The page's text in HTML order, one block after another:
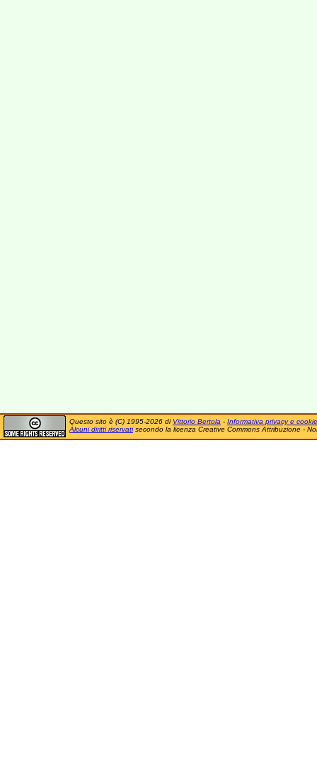
Questo sito è (C) 1995-2026 di Vittorio Bertola - Informativa privacy e cookie
Alcuni diritti riservatisecondo la licenza Creative Commons Attribuzione -